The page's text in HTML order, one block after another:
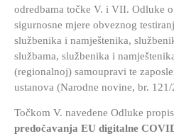
odredbama točke V. i VII. Odluke
sigurnosne mjere obveznog
službenika i namještenika,
službama, službenika i
(regionalnoj) samoupravi te
ustanova (Narodne novine, br.
Točkom V. navedene Odluke
predočavanja EU digitalne